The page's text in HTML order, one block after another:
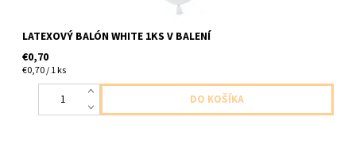
LATEXOVÝ BALÓN WHITE 1KS V BALENÍ
€0,70
€0,70 / 1 ks